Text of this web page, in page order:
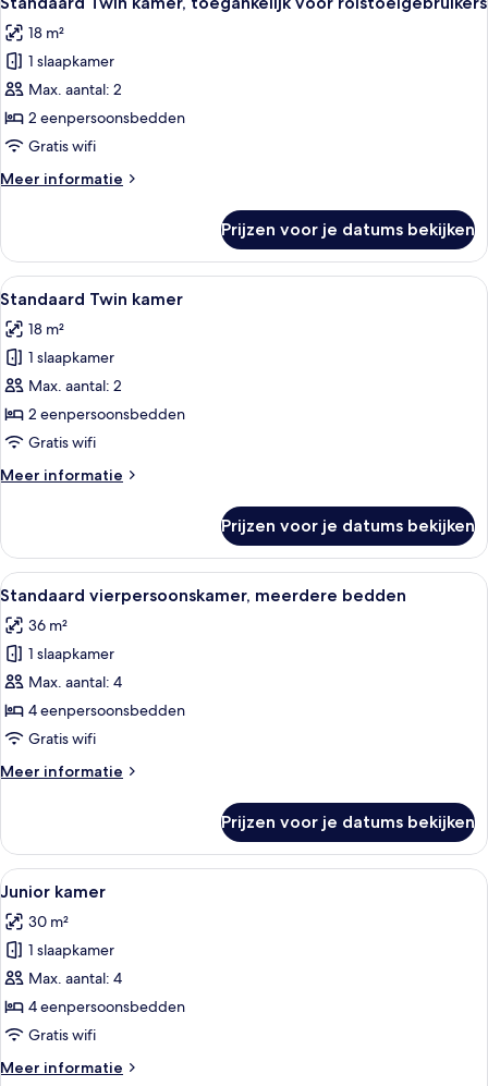
foto's
voor
Standaard
Twin
kamer,
toegankelijk
rolstoelgebruikers
18 m²
1 slaapkamer
Max. aantal: 2
2 eenpersoonsbedden
Gratis wifi
Meer informatie
Meer
Twin
kamer,
toegankelijk
rolstoelgebruikers
Prijzen voor je datums bekijken
Alle
foto's
voor
Standaard
Twin
kamer
laden
Een slaapkamer met een groot
4
Standaard Twin kamer
18 m²
1 slaapkamer
Max. aantal: 2
2 eenpersoonsbedden
Gratis wifi
Meer informatie
Meer
Twin
kamer
Prijzen voor je datums bekijken
Alle
foto's
voor
Standaard
vierpersoonskamer,
meerdere
bedden
Een kleine, driehoekige kamer met
6
Standaard vierpersoonskamer, meerdere bedden
36 m²
1 slaapkamer
Max. aantal: 4
4 eenpersoonsbedden
Gratis wifi
Meer informatie
Meer
vierpersoonskamer,
meerdere
bedden
Prijzen voor je datums bekijken
Alle
foto's
voor
Junior
kamer
laden
Een kleine hotelkamer met een bed,
4
Junior kamer
30 m²
1 slaapkamer
Max. aantal: 4
4 eenpersoonsbedden
Gratis wifi
Meer informatie
Meer